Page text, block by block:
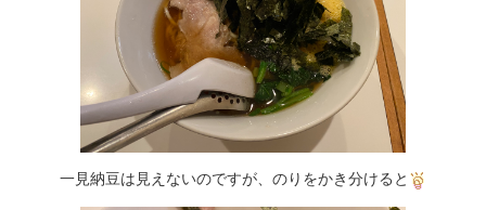
一見納豆は見えないのですが、のりをかき分けると